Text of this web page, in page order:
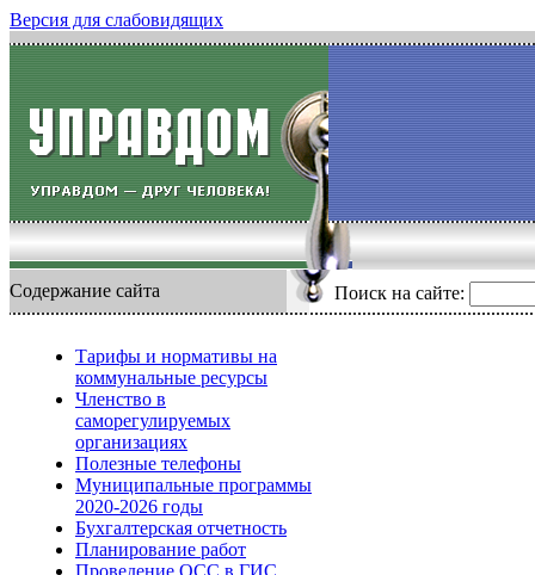
Версия для слабовидящих
Содержание сайта Поиск на сайте:
Тарифы и нормативы на
коммунальные ресурсы
Членство в
саморегулируемых
организациях
Полезные телефоны
Муниципальные программы
2020-2026 годы
Бухгалтерская отчетность
Планирование работ
Проведение ОСС в ГИС